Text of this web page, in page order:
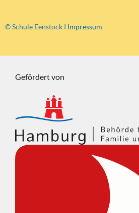
© Schule Eenstock I Impressum
Gefördert von